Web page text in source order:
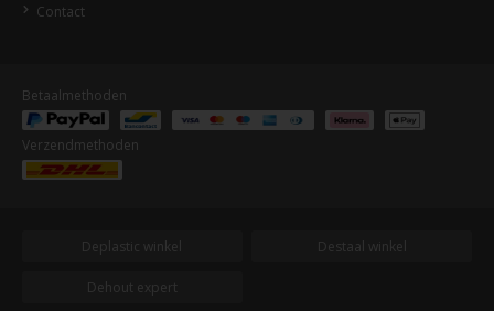
Contact
Betaalmethoden
Verzendmethoden
Deplastic winkel Destaal winkel
Dehout expert